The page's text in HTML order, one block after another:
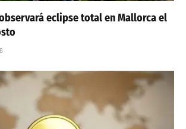
eclipse total en Mallorca el